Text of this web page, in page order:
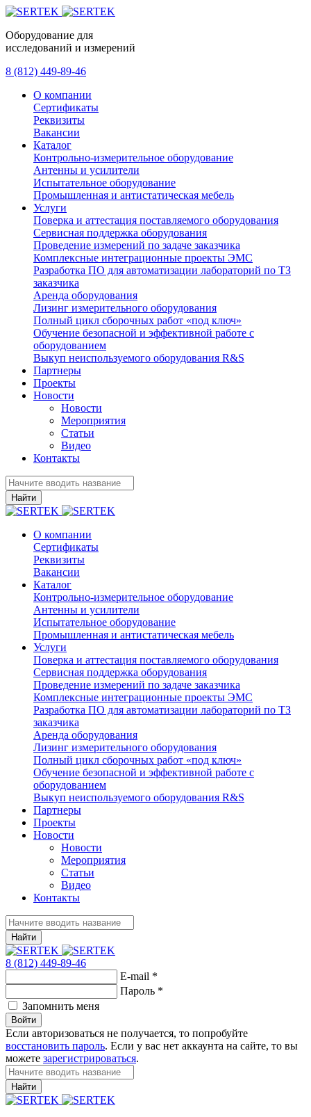
Оборудование для
исследований и измерений
8 (812) 449-89-46
О компании
Сертификаты
Реквизиты
Вакансии
Каталог
Контрольно-измерительное оборудование
Антенны и усилители
Испытательное оборудование
Промышленная и антистатическая мебель
Услуги
Поверка и аттестация поставляемого оборудования
Сервисная поддержка оборудования
Проведение измерений по задаче заказчика
Комплексные интеграционные проекты ЭМС
Разработка ПО для автоматизации лабораторий по ТЗ
заказчика
Аренда оборудования
Лизинг измерительного оборудования
Полный цикл сборочных работ «под ключ»
Обучение безопасной и эффективной работе с
оборудованием
Выкуп неиспользуемого оборудования R&S
Партнеры
Проекты
Новости
Новости
Мероприятия
Статьи
Видео
Контакты
Найти
О компании
Сертификаты
Реквизиты
Вакансии
Каталог
Контрольно-измерительное оборудование
Антенны и усилители
Испытательное оборудование
Промышленная и антистатическая мебель
Услуги
Поверка и аттестация поставляемого оборудования
Сервисная поддержка оборудования
Проведение измерений по задаче заказчика
Комплексные интеграционные проекты ЭМС
Разработка ПО для автоматизации лабораторий по ТЗ
заказчика
Аренда оборудования
Лизинг измерительного оборудования
Полный цикл сборочных работ «под ключ»
Обучение безопасной и эффективной работе с
оборудованием
Выкуп неиспользуемого оборудования R&S
Партнеры
Проекты
Новости
Новости
Мероприятия
Статьи
Видео
Контакты
Найти
8 (812) 449-89-46
E-mail *
Пароль *
Запомнить меня
Войти
Если авторизоваться не получается, то попробуйте
восстановить пароль. Если у вас нет аккаунта на сайте, то вы
можете зарегистрироваться.
Найти